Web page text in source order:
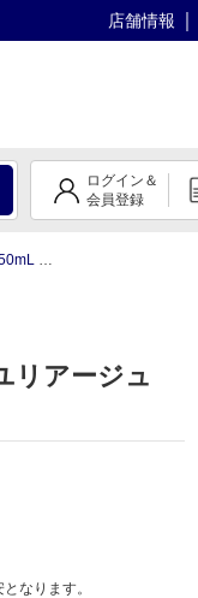
店舗情報
ログイン＆
会員登録
ージュ
リアージュ
なります。